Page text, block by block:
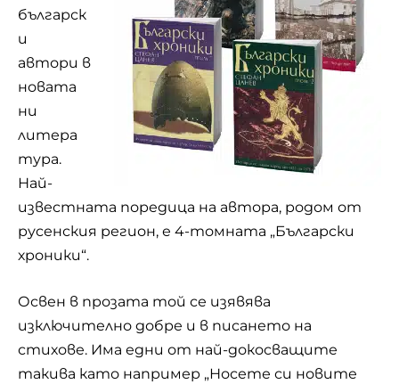
българск
и
автори в
новата
ни
литера
тура.
Най-
известната поредица на автора, родом от
русенския регион, е 4-томната „Български
хроники“.
Освен в прозата той се изявява
изключително добре и в писането на
стихове. Има едни от най-докосващите
такива като например „Носете си новите